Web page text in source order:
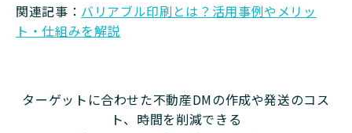
関連記事： バリアブル印刷とは？活用事例やメリッ
ト・仕組みを解説
ターゲットに合わせた不動産DMの作成や発送のコス
ト、時間を削減できる